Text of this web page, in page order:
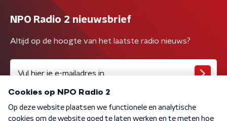
NPO Radio 2 nieuwsbrief
Altijd op de hoogte van het laatste radio nieuws?